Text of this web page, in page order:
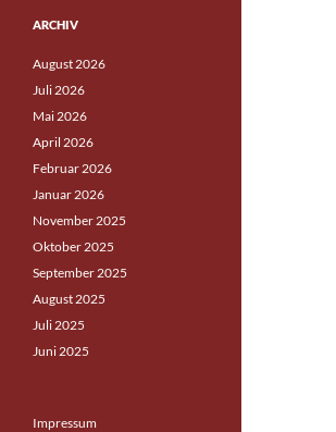
ARCHIV
August 2026
Juli 2026
Mai 2026
April 2026
Februar 2026
Januar 2026
November 2025
Oktober 2025
September 2025
August 2025
Juli 2025
Juni 2025
Impressum